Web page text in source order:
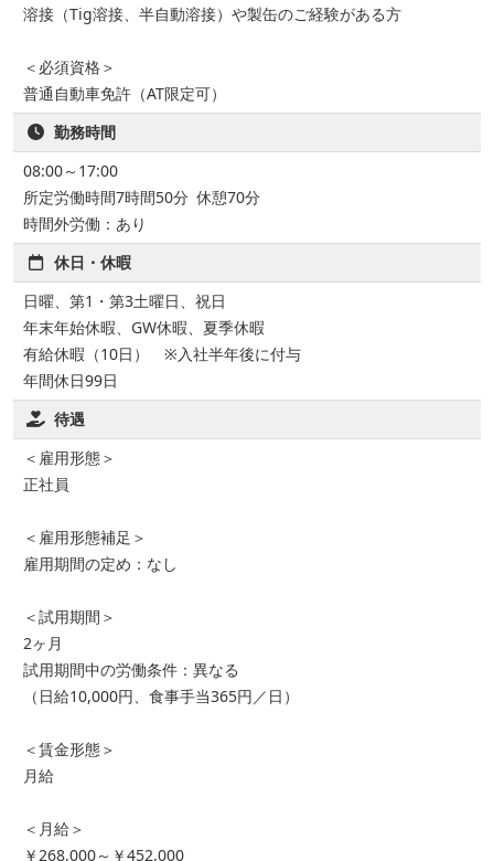
溶接（Tig溶接、半自動溶接）や製缶のご経験がある方
＜必須資格＞
普通自動車免許（AT限定可）
勤務時間
08:00～17:00
所定労働時間7時間50分 休憩70分
時間外労働：あり
休日・休暇
日曜、第1・第3土曜日、祝日
年末年始休暇、GW休暇、夏季休暇
有給休暇（10日） ※入社半年後に付与
年間休日99日
待遇
＜雇用形態＞
正社員
＜雇用形態補足＞
雇用期間の定め：なし
＜試用期間＞
2ヶ月
試用期間中の労働条件：異なる
（日給10,000円、食事手当365円／日）
＜賃金形態＞
月給
＜月給＞
￥268,000～￥452,000